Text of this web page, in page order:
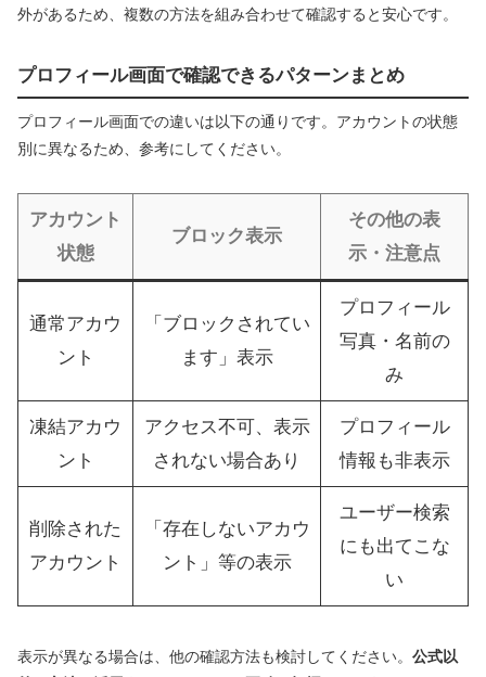
外があるため、複数の方法を組み合わせて確認すると安心です。
プロフィール画面で確認できるパターンまとめ
プロフィール画面での違いは以下の通りです。アカウントの状態
別に異なるため、参考にしてください。
アカウント
状態
ブロック表示
その他の表
示・注意点
通常アカウ
ント
「ブロックされてい
ます」表示
プロフィール
写真・名前の
み
凍結アカウ
ント
アクセス不可、表示
されない場合あり
プロフィール
情報も非表示
削除された
アカウント
「存在しないアカウ
ント」等の表示
ユーザー検索
にも出てこな
い
表示が異なる場合は、他の確認方法も検討してください。 公式以